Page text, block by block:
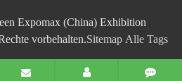
Expomax (China) Exhibition
vorbehalten.Sitemap Alle Tags